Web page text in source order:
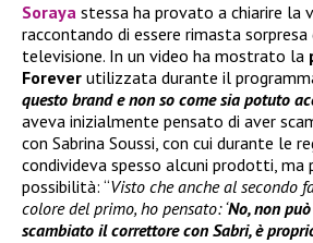
Soraya stessa ha provato a chiarire la
raccontando di essere rimasta
televisione. In un video ha mostrato la
Forever utilizzata durante il
questo brand e non so come sia potuto
aveva inizialmente pensato di aver
con Sabrina Soussi, con cui durante le
condivideva spesso alcuni prodotti, ma
possibilità: “Visto che anche al secondo
colore del primo, ho pensato: ‘No, non
scambiato il correttore con Sabri, è